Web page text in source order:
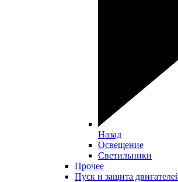
Назад
Освещение
Светильники
Прочее
Пуск и защита